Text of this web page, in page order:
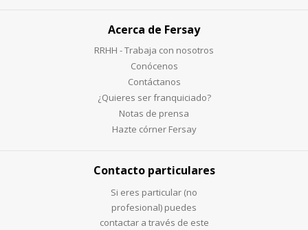
Acerca de Fersay
RRHH - Trabaja con nosotros
Conócenos
Contáctanos
¿Quieres ser franquiciado?
Notas de prensa
Hazte córner Fersay
Contacto particulares
Si eres particular (no
profesional) puedes
contactar a través de este